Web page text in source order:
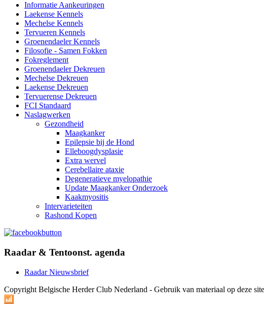
Informatie Aankeuringen
Laekense Kennels
Mechelse Kennels
Tervueren Kennels
Groenendaeler Kennels
Filosofie - Samen Fokken
Fokreglement
Groenendaeler Dekreuen
Mechelse Dekreuen
Laekense Dekreuen
Tervuerense Dekreuen
FCI Standaard
Naslagwerken
Gezondheid
Maagkanker
Epilepsie bij de Hond
Elleboogdysplasie
Extra wervel
Cerebellaire ataxie
Degeneratieve myelopathie
Update Maagkanker Onderzoek
Kaakmyositis
Intervarieteiten
Rashond Kopen
Raadar & Tentoonst. agenda
Raadar Nieuwsbrief
Copyright Belgische Herder Club Nederland - Gebruik van materiaal op deze